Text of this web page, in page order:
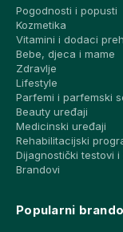
Pogodnosti i popusti
Kozmetika
Vitamini i dodaci
Bebe, djeca i mame
Zdravlje
Lifestyle
Parfemi i parfemski
Beauty uređaji
Medicinski uređaji
Rehabilitacijski
Dijagnostički testovi i
Brandovi
Popularni